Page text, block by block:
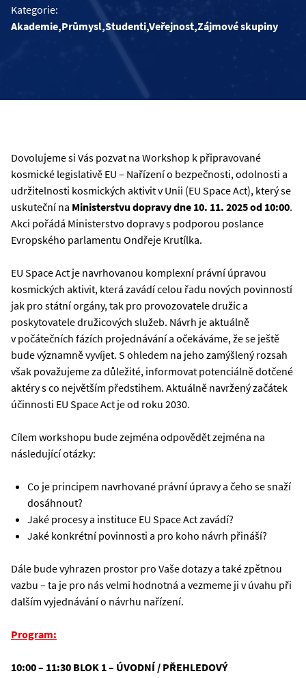
Kategorie:
Akademie,Průmysl,Studenti,Veřejnost,Zájmové skupiny
Dovolujeme si Vás pozvat na Workshop k připravované
kosmické legislativě EU – Nařízení o bezpečnosti, odolnosti a
udržitelnosti kosmických aktivit v Unii (EU Space Act), který se
uskuteční na Ministerstvu dopravy dne 10. 11. 2025 od 10:00.
Akci pořádá Ministerstvo dopravy s podporou poslance
Evropského parlamentu Ondřeje Krutílka.
EU Space Act je navrhovanou komplexní právní úpravou
kosmických aktivit, která zavádí celou řadu nových povinností
jak pro státní orgány, tak pro provozovatele družic a
poskytovatele družicových služeb. Návrh je aktuálně
v počátečních fázích projednávání a očekáváme, že se ještě
bude významně vyvíjet. S ohledem na jeho zamýšlený rozsah
však považujeme za důležité, informovat potenciálně dotčené
aktéry s co největším předstihem. Aktuálně navržený začátek
účinnosti EU Space Act je od roku 2030.
Cílem workshopu bude zejména odpovědět zejména na
následující otázky:
Co je principem navrhované právní úpravy a čeho se snaží
dosáhnout?
Jaké procesy a instituce EU Space Act zavádí?
Jaké konkrétní povinnosti a pro koho návrh přináší?
Dále bude vyhrazen prostor pro Vaše dotazy a také zpětnou
vazbu – ta je pro nás velmi hodnotná a vezmeme ji v úvahu při
dalším vyjednávání o návrhu nařízení.
Program:
10:00 – 11:30 BLOK 1 – ÚVODNÍ / PŘEHLEDOVÝ